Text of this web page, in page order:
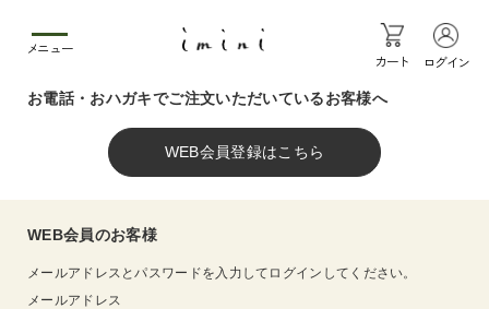
メニュー
カート ログイン
お電話・おハガキでご注文いただいているお客様へ
WEB会員のお客様
メールアドレスとパスワードを入力してログインしてください。
メールアドレス